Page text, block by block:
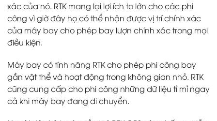
xác của nó. RTK mang lại lợi ích to lớn cho các phi
công vì giờ đây họ có thể nhận được vị trí chính xác
của máy bay cho phép bay lượn chính xác trong mọi
điều kiện.
Máy bay có tính năng RTK cho phép phi công bay
gần vật thể và hoạt động trong không gian nhỏ. RTK
cũng cung cấp cho phi công những dữ liệu tỉ mỉ ngay
cả khi máy bay đang di chuyển.